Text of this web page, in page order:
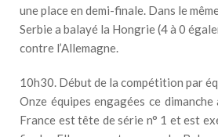
une place en demi-finale. Dans le
Serbie a balayé la Hongrie (4 à 0
contre l’Allemagne.
10h30. Début de la compétition par
Onze équipes engagées ce
France est tête de série n° 1 et est